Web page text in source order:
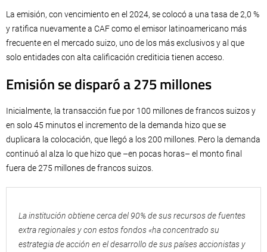
La emisión, con vencimiento en el 2024, se colocó a una tasa de 2,0 %
y ratifica nuevamente a CAF como el emisor latinoamericano más
frecuente en el mercado suizo, uno de los más exclusivos y al que
solo entidades con alta calificación crediticia tienen acceso.
Emisión se disparó a 275 millones
Inicialmente, la transacción fue por 100 millones de francos suizos y
en solo 45 minutos el incremento de la demanda hizo que se
duplicara la colocación, que llegó a los 200 millones. Pero la demanda
continuó al alza lo que hizo que –en pocas horas– el monto final
fuera de 275 millones de francos suizos.
La institución obtiene cerca del 90% de sus recursos de fuentes
extra regionales y con estos fondos «ha concentrado su
estrategia de acción en el desarrollo de sus países accionistas y